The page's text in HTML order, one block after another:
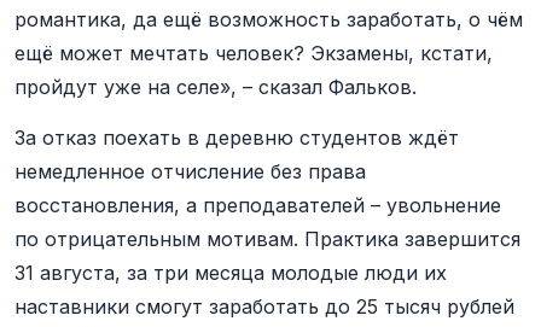
романтика, да ещё возможность заработать, о чём
ещё может мечтать человек? Экзамены, кстати,
пройдут уже на селе», – сказал Фальков.
За отказ поехать в деревню студентов ждёт
немедленное отчисление без права
восстановления, а преподавателей – увольнение
по отрицательным мотивам. Практика завершится
31 августа, за три месяца молодые люди их
наставники смогут заработать до 25 тысяч рублей